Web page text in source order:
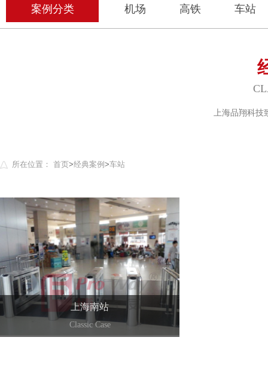
案例分类 机场 高铁 车站
上海品翔科技
所在位置： 首页>经典案例 >车站
上海南站
Classic Case